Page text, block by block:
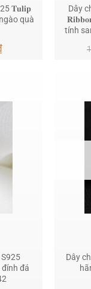
𝐓𝐮𝐥𝐢𝐩
quà
Giá
Dây
tính
đính đá
Dây